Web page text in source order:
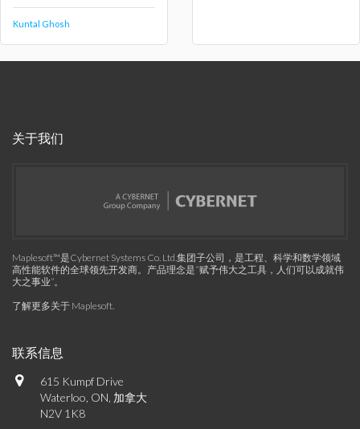
Kuntal Ghosh
关于我们
Maplesoft™是Cybernet Systems Co. Ltd.集团子公司，是工程、科学和数学领域
高性能软件的全球领先开发商。产品理念是“赋予伟大之工具，人们可以成就伟
大之事业”。
了解更多关于 Maplesoft.
联系信息
615 Kumpf Drive
Waterloo, ON, 加拿大
N2V 1K8